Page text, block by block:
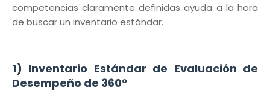
competencias claramente definidas ayuda a la hora
de buscar un inventario estándar.
1) Inventario Estándar de Evaluación de
Desempeño de 360°